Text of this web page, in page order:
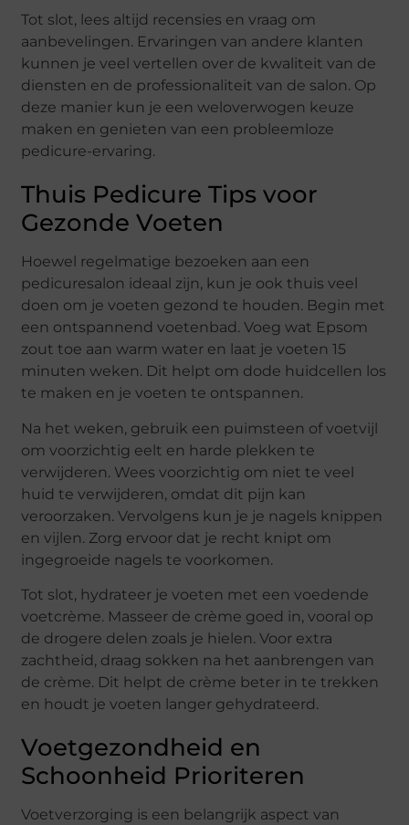
Tot slot, lees altijd recensies en vraag om
aanbevelingen. Ervaringen van andere klanten
kunnen je veel vertellen over de kwaliteit van de
diensten en de professionaliteit van de salon. Op
deze manier kun je een weloverwogen keuze
maken en genieten van een probleemloze
pedicure-ervaring.
Thuis Pedicure Tips voor
Gezonde Voeten
Hoewel regelmatige bezoeken aan een
pedicuresalon ideaal zijn, kun je ook thuis veel
doen om je voeten gezond te houden. Begin met
een ontspannend voetenbad. Voeg wat Epsom
zout toe aan warm water en laat je voeten 15
minuten weken. Dit helpt om dode huidcellen los
te maken en je voeten te ontspannen.
Na het weken, gebruik een puimsteen of voetvijl
om voorzichtig eelt en harde plekken te
verwijderen. Wees voorzichtig om niet te veel
huid te verwijderen, omdat dit pijn kan
veroorzaken. Vervolgens kun je je nagels knippen
en vijlen. Zorg ervoor dat je recht knipt om
ingegroeide nagels te voorkomen.
Tot slot, hydrateer je voeten met een voedende
voetcrème. Masseer de crème goed in, vooral op
de drogere delen zoals je hielen. Voor extra
zachtheid, draag sokken na het aanbrengen van
de crème. Dit helpt de crème beter in te trekken
en houdt je voeten langer gehydrateerd.
Voetgezondheid en
Schoonheid Prioriteren
Voetverzorging is een belangrijk aspect van